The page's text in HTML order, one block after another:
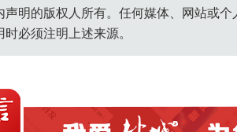
声明的版权人所有。任何媒体、网站或
必须注明上述来源。